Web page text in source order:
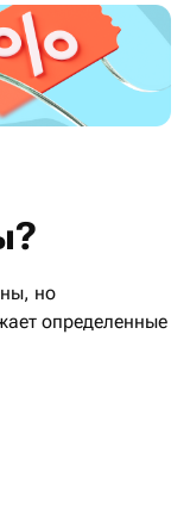
но
определенные